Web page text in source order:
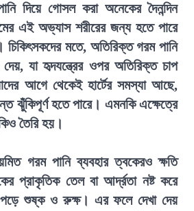
দিয়ে গোসল করা অনেকের দৈনন্দিন
এই অভ্যাস শরীরের জন্য হতে পারে
চিকিৎসকদের মতে, অতিরিক্ত গরম পানি
দেয়, যা হৃদযন্ত্রের ওপর অতিরিক্ত চাপ
আগে থেকেই হার্টের সমস্যা আছে,
ঝুঁকিপূর্ণ হতে পারে। এমনকি এক্ষেত্রে
তৈরি হয়।
গরম পানি ব্যবহার ত্বকেরও ক্ষতি
প্রাকৃতিক তেল বা আর্দ্রতা নষ্ট করে
শুষ্ক ও রুক্ষ। এর ফলে দেখা দেয়